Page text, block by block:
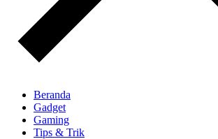
Beranda
Gadget
Gaming
Tips & Trik